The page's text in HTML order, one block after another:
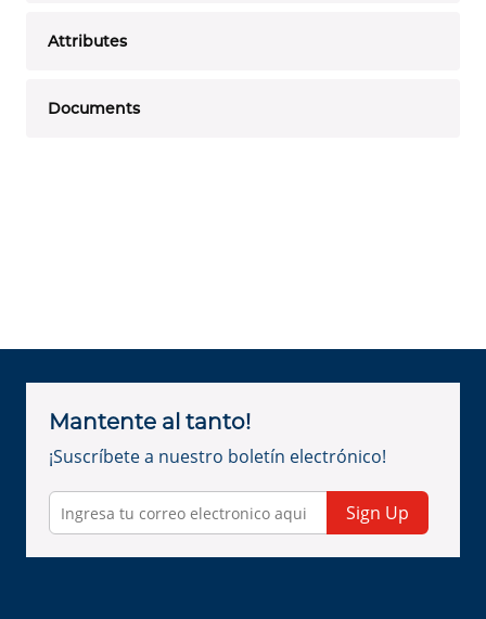
Attributes
Documents
Mantente al tanto!
¡Suscríbete a nuestro boletín electrónico!
Sign Up